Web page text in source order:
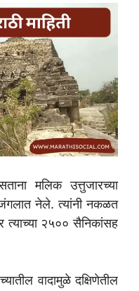
मलिक उत्तुजारच्या
जंगलात नेले. त्यांनी नकळत
२५०० सैनिकांसह
वादामुळे दक्षिणेतील